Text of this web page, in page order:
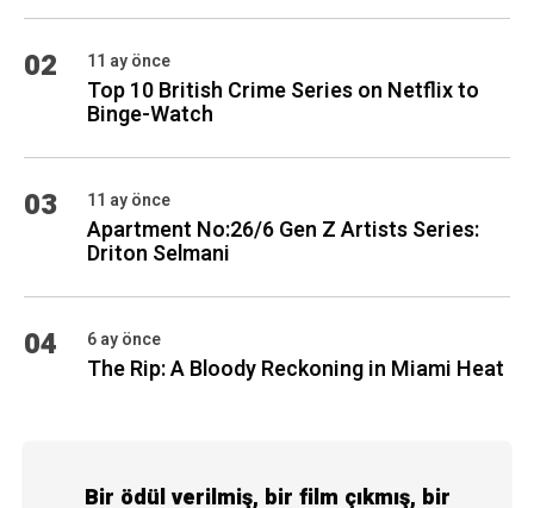
02 11 ay önce
Top 10 British Crime Series on Netflix to
Binge-Watch
03 11 ay önce
Apartment No:26/6 Gen Z Artists Series:
Driton Selmani
04 6 ay önce
The Rip: A Bloody Reckoning in Miami Heat
Bir ödül verilmiş, bir film çıkmış, bir